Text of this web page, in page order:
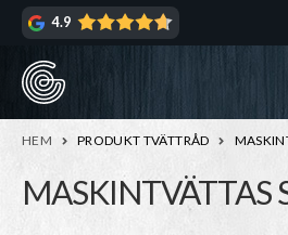
Hoppa
navigering
Hoppa
innehåll
4.9
HEM PRODUKT TVÄTTRÅD
MASKINTVÄTTAS